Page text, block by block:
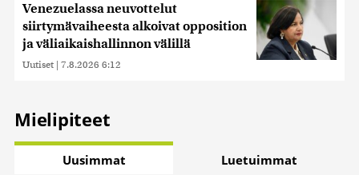
Venezuelassa neuvottelut
siirtymävaiheesta alkoivat opposition
ja väliaikaishallinnon välillä
Uutiset | 7.8.2026 6:12
Mielipiteet
Uusimmat Luetuimmat